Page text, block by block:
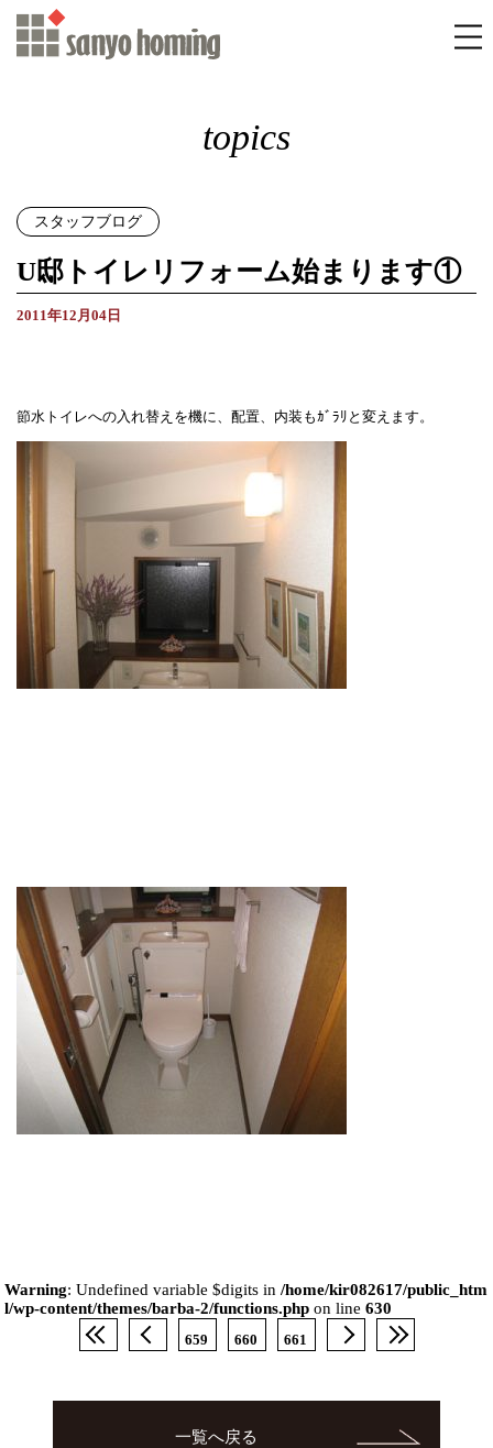
topics
スタッフブログ
U邸トイレリフォーム始まります①
2011年12月04日
節水トイレへの入れ替えを機に、配置、内装もｶﾞﾗﾘと変えます。
Warning: Undefined variable $digits in/home/kir082617/public_htm
l/wp-content/themes/barba-2/functions.php on line630
659 660 661
一覧へ戻る